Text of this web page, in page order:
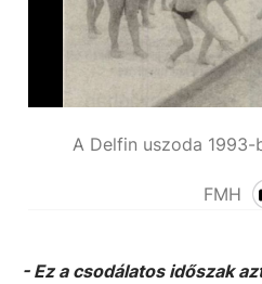
A Delfin uszoda
FMH
- Ez a csodálatos időszak